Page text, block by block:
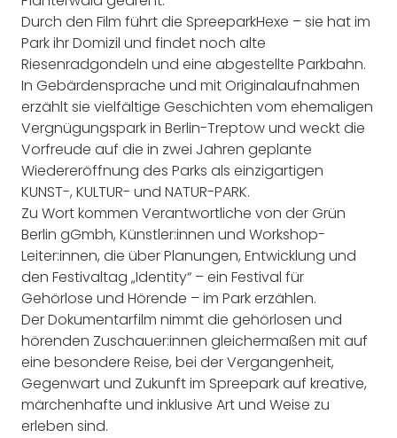
Durch den Film führt die SpreeparkHexe – sie hat im
Park ihr Domizil und findet noch alte
Riesenradgondeln und eine abgestellte Parkbahn.
In Gebärdensprache und mit Originalaufnahmen
erzählt sie vielfältige Geschichten vom ehemaligen
Vergnügungspark in Berlin-Treptow und weckt die
Vorfreude auf die in zwei Jahren geplante
Wiedereröffnung des Parks als einzigartigen
KUNST-, KULTUR- und NATUR-PARK.
Zu Wort kommen Verantwortliche von der Grün
Berlin gGmbh, Künstler:innen und Workshop-
Leiter:innen, die über Planungen, Entwicklung und
den Festivaltag „Identity“ – ein Festival für
Gehörlose und Hörende – im Park erzählen.
Der Dokumentarfilm nimmt die gehörlosen und
hörenden Zuschauer:innen gleichermaßen mit auf
eine besondere Reise, bei der Vergangenheit,
Gegenwart und Zukunft im Spreepark auf kreative,
märchenhafte und inklusive Art und Weise zu
erleben sind.